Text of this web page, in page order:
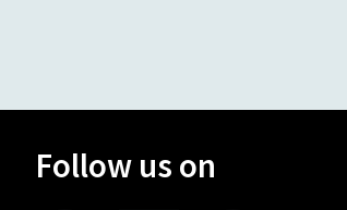
Follow us on